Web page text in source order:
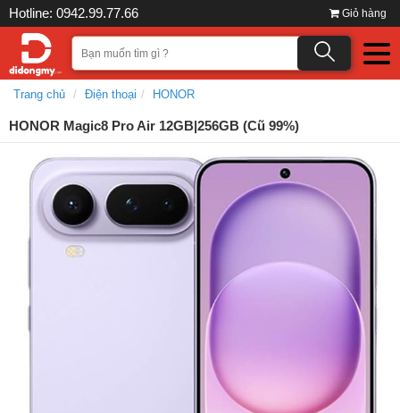
Hotline: 0942.99.77.66 Giỏ hàng
Trang chủ Điện thoại HONOR
HONOR Magic8 Pro Air 12GB|256GB (Cũ 99%)